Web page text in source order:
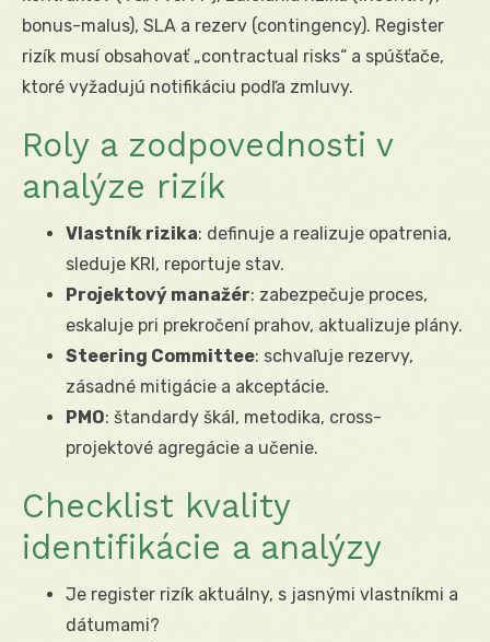
bonus-malus), SLA a rezerv (contingency). Register
rizík musí obsahovať „contractual risks“ a spúšťače,
ktoré vyžadujú notifikáciu podľa zmluvy.
Roly a zodpovednosti v
analýze rizík
Vlastník rizika: definuje a realizuje opatrenia,
sleduje KRI, reportuje stav.
Projektový manažér: zabezpečuje proces,
eskaluje pri prekročení prahov, aktualizuje plány.
Steering Committee: schvaľuje rezervy,
zásadné mitigácie a akceptácie.
PMO: štandardy škál, metodika, cross-
projektové agregácie a učenie.
Checklist kvality
identifikácie a analýzy
Je register rizík aktuálny, s jasnými vlastníkmi a
dátumami?